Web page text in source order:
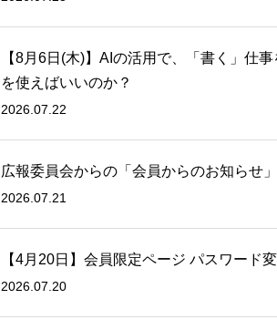
【8月6日(木)】AIの活用で、「書く」仕
を使えばいいのか？
2026.07.22
広報委員会からの「会員からのお知らせ
2026.07.21
【4月20日】会員限定ページ パスワード
2026.07.20